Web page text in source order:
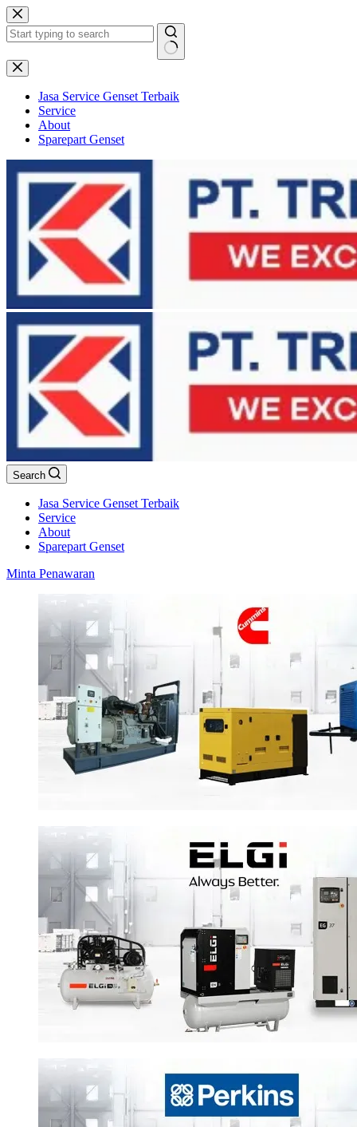
Skip
to
content
No
results
Jasa Service Genset Terbaik
Service
About
Sparepart Genset
Search
Jasa Service Genset Terbaik
Service
About
Sparepart Genset
Minta Penawaran